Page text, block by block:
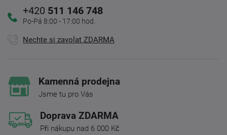
+420 511 146 748
Po-Pá 8:00 - 17:00 hod.
Nechte si zavolat ZDARMA
Kamenná prodejna
Jsme tu pro Vás
Doprava ZDARMA
Při nákupu nad 6 000 Kč